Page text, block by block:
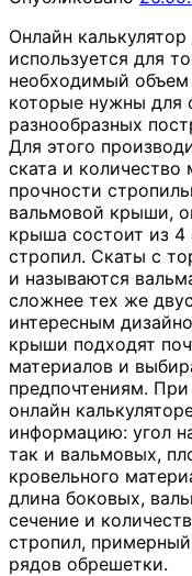
Онлайн
используется для
необходимый объем
которые нужны для
разнообразных
Для этого
ската и
прочности
вальмовой крыши,
крыша состоит из 4
стропил. Скаты с
и называются
сложнее тех же
интересным
крыши подходят
материалов и
предпочтениям.
онлайн
информацию: угол
так и вальмовых,
кровельного
длина боковых,
сечение и
стропил,
рядов обрешетки.